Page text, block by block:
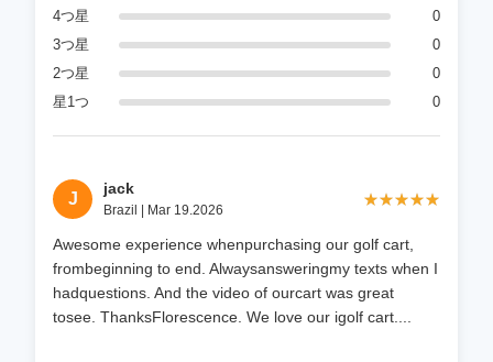
4つ星
0
3つ星
0
2つ星
0
星1つ
0
J
jack
Brazil | Mar 19.2026
★★★★★
★★★★★
Awesome experience whenpurchasing our golf cart,
frombeginning to end. Alwaysansweringmy texts when I
hadquestions. And the video of ourcart was great
tosee. ThanksFlorescence. We love our igolf cart....